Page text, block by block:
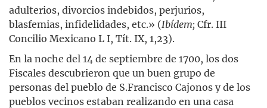
adulterios, divorcios indebidos, perjurios,
blasfemias, infidelidades, etc.» (Ibídem; Cfr. III
Concilio Mexicano L I, Tít. IX, 1,23).
En la noche del 14 de septiembre de 1700, los dos
Fiscales descubrieron que un buen grupo de
personas del pueblo de S.Francisco Cajonos y de los
pueblos vecinos estaban realizando en una casa